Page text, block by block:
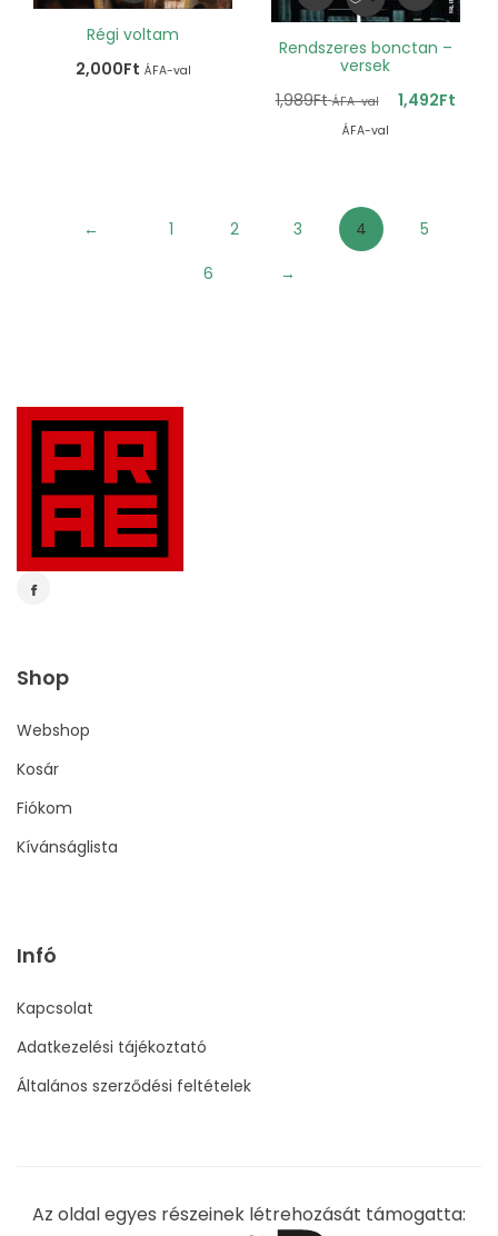
Régi voltam
2,000Ft ÁFA-val
Rendszeres bonctan –
versek
1,989Ft ÁFA-val 1,492Ft
ÁFA-val
← 1 2 3 4
5
6
→
Shop
Webshop
Kosár
Fiókom
Kívánságlista
Infó
Kapcsolat
Adatkezelési tájékoztató
Általános szerződési feltételek
Az oldal egyes részeinek létrehozását támogatta: